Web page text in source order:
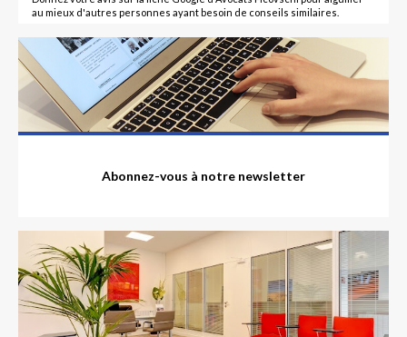
au mieux d'autres personnes ayant besoin de conseils similaires.
Abonnez-vous à notre newsletter